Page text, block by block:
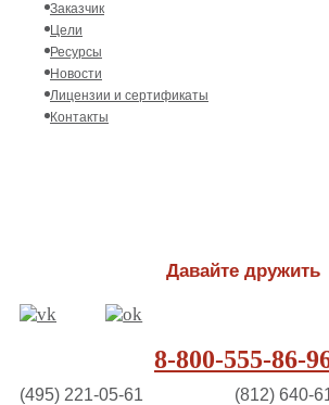
Заказчик
Цели
Ресурсы
Новости
Лицензии и сертификаты
Контакты
Давайте дружить
8-800-555-86-
(495) 221-05-61 (812) 640-